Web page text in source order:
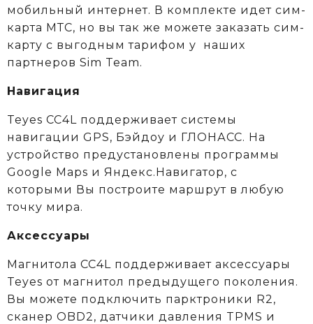
мобильный интернет. В комплекте идет сим-
карта МТС, но вы так же можете заказать сим-
карту с выгодным тарифом у
наших
партнеров Sim Team.
Навигация
Teyes CC4L поддерживает системы
навигации GPS, Бэйдоу и ГЛОНАСС. На
устройство предустановлены программы
Google Maps и Яндекс.Навигатор, с
которыми Вы построите маршрут в любую
точку мира.
Аксессуары
Магнитола CC4L поддерживает аксессуары
Teyes от магнитол предыдущего поколения.
Вы можете подключить парктроники R2,
сканер OBD2, датчики давления TPMS и